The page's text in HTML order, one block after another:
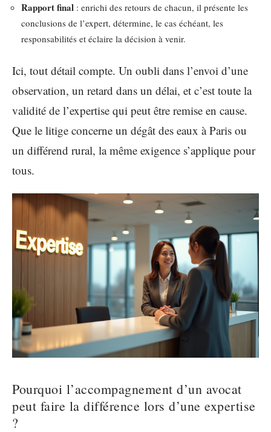
Rapport final : enrichi des retours de chacun, il présente les
conclusions de l’expert, détermine, le cas échéant, les
responsabilités et éclaire la décision à venir.
Ici, tout détail compte. Un oubli dans l’envoi d’une
observation, un retard dans un délai, et c’est toute la
validité de l’expertise qui peut être remise en cause.
Que le litige concerne un dégât des eaux à Paris ou
un différend rural, la même exigence s’applique pour
tous.
Pourquoi l’accompagnement d’un avocat
peut faire la différence lors d’une expertise
?